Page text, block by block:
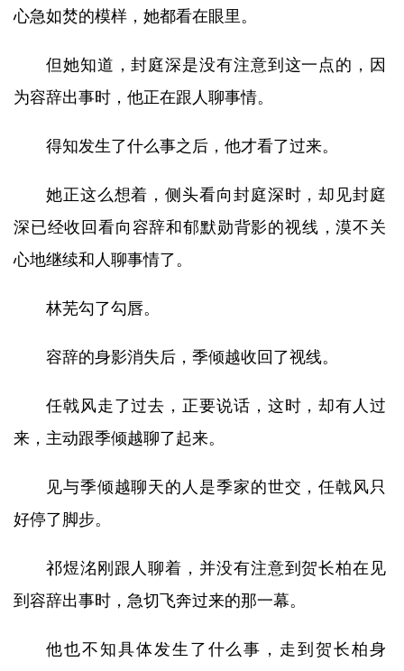
心急如焚的模样，她都看在眼里。
但她知道，封庭深是没有注意到这一点的，因
为容辞出事时，他正在跟人聊事情。
得知发生了什么事之后，他才看了过来。
她正这么想着，侧头看向封庭深时，却见封庭
深已经收回看向容辞和郁默勋背影的视线，漠不关
心地继续和人聊事情了。
林芜勾了勾唇。
容辞的身影消失后，季倾越收回了视线。
任戟风走了过去，正要说话，这时，却有人过
来，主动跟季倾越聊了起来。
见与季倾越聊天的人是季家的世交，任戟风只
好停了脚步。
祁煜洺刚跟人聊着，并没有注意到贺长柏在见
到容辞出事时，急切飞奔过来的那一幕。
他也不知具体发生了什么事，走到贺长柏身